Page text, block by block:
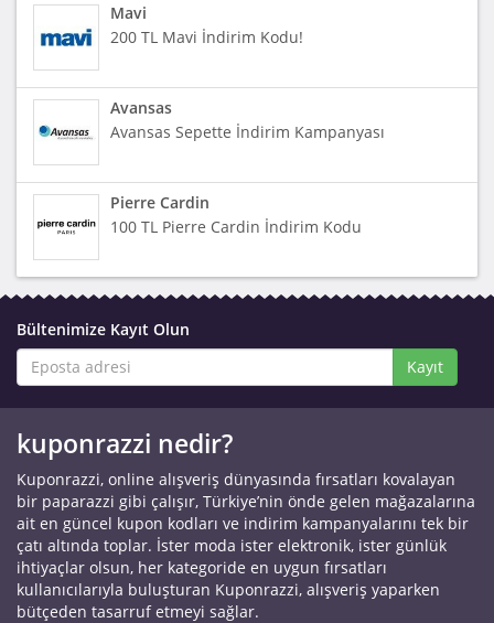
Mavi
200 TL Mavi İndirim Kodu!
Avansas
Avansas Sepette İndirim Kampanyası
Pierre Cardin
100 TL Pierre Cardin İndirim Kodu
Bültenimize Kayıt Olun
Kayıt
kuponrazzi nedir?
Kuponrazzi, online alışveriş dünyasında fırsatları kovalayan
bir paparazzi gibi çalışır, Türkiye’nin önde gelen mağazalarına
ait en güncel kupon kodları ve indirim kampanyalarını tek bir
çatı altında toplar. İster moda ister elektronik, ister günlük
ihtiyaçlar olsun, her kategoride en uygun fırsatları
kullanıcılarıyla buluşturan Kuponrazzi, alışveriş yaparken
bütçeden tasarruf etmeyi sağlar.